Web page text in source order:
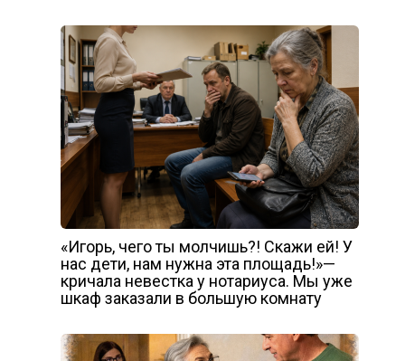
«Игорь, чего ты молчишь?! Скажи ей! У
нас дети, нам нужна эта площадь!»—
кричала невестка у нотариуса. Мы уже
шкаф заказали в большую комнату